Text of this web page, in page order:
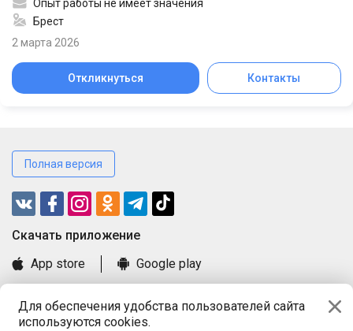
Для обеспечения удобства пользователей сайта
используются cookies.
Опыт работы не имеет значения
Брест
2 марта 2026
Откликнуться Контакты
Полная версия
Cкачать приложение
App store
Google play
Книга замечаний и предложений